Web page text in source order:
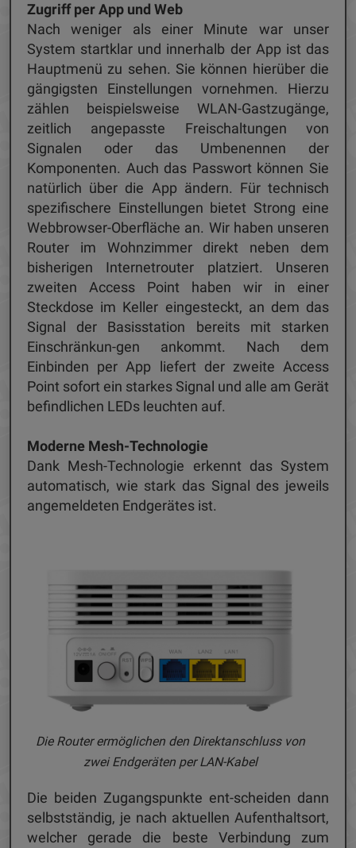
Zugriff per App und Web
Nach weniger als einer Minute war unser
System startklar und innerhalb der App ist das
Hauptmenü zu sehen. Sie können hierüber die
gängigsten Einstellungen vornehmen. Hierzu
zählen beispielsweise WLAN-Gastzugänge,
zeitlich angepasste Freischaltungen von
Signalen oder das Umbenennen der
Komponenten. Auch das Passwort können Sie
natürlich über die App ändern. Für technisch
spezifischere Einstellungen bietet Strong eine
Webbrowser-Oberfläche an. Wir haben unseren
Router im Wohnzimmer direkt neben dem
bisherigen Internetrouter platziert. Unseren
zweiten Access Point haben wir in einer
Steckdose im Keller eingesteckt, an dem das
Signal der Basisstation bereits mit starken
Einschränkun-gen ankommt. Nach dem
Einbinden per App liefert der zweite Access
Point sofort ein starkes Signal und alle am Gerät
befindlichen LEDs leuchten auf.
Moderne Mesh-Technologie
Dank Mesh-Technologie erkennt das System
automatisch, wie stark das Signal des jeweils
angemeldeten Endgerätes ist.
Die Router ermöglichen den Direktanschluss von
zwei Endgeräten per LAN-Kabel
Die beiden Zugangspunkte ent-scheiden dann
selbstständig, je nach aktuellen Aufenthaltsort,
welcher gerade die beste Verbindung zum